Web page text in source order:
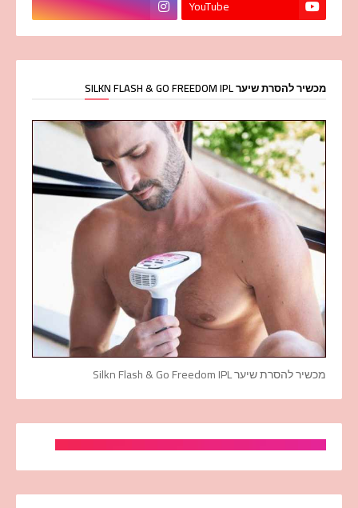
YouTube
מכשיר להסרת שיער SILKN FLASH & GO FREEDOM IPL
מכשיר להסרת שיער Silkn Flash & Go Freedom IPL